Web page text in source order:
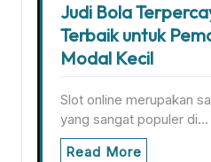
Judi Bola
Terbaik untuk
Modal Kecil
Slot online merupakan
yang sangat populer di…
Read More